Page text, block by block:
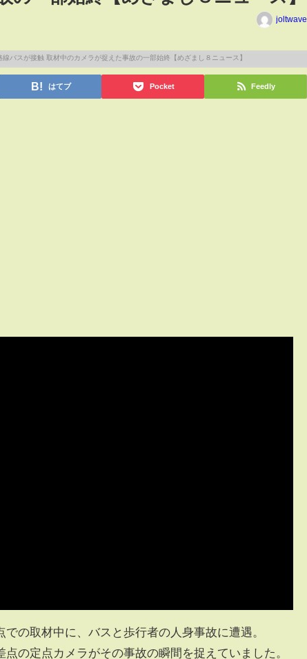
joltwave
はてブ Pocket Feedly
の取材中に、バスと歩行者の人身事故に遭遇。
の定点カメラがその事故の瞬間を捉えていました。